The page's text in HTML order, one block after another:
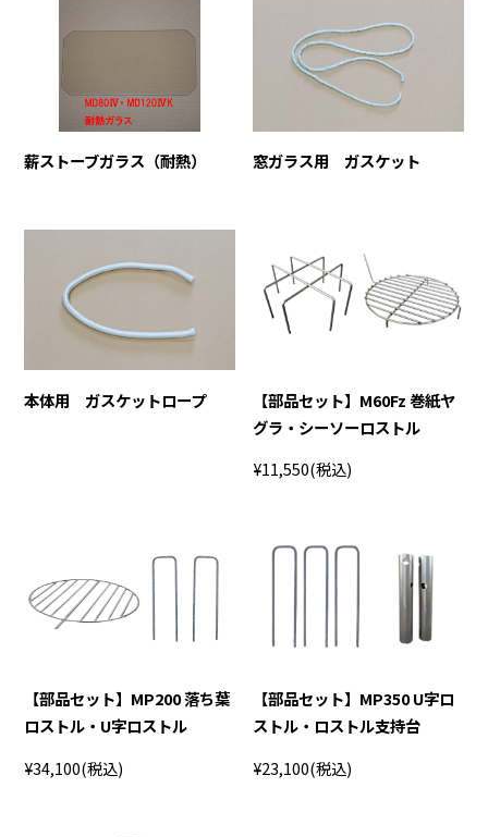
薪ストーブガラス（耐熱） 窓ガラス用 ガスケット
本体用 ガスケットロープ
【部品セット】M60Fz 巻紙ヤ
グラ・シーソーロストル
¥11,550(税込)
【部品セット】MP200 落ち葉
ロストル・U字ロストル
¥34,100(税込)
【部品セット】MP350 U字ロ
ストル・ロストル支持台
¥23,100(税込)